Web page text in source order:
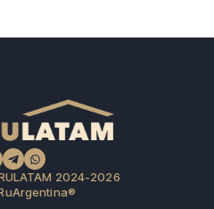
2024-2026